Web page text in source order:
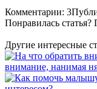
Комментарии: 3
Понравилась статья?
Другие интересные
внимание, нанимая